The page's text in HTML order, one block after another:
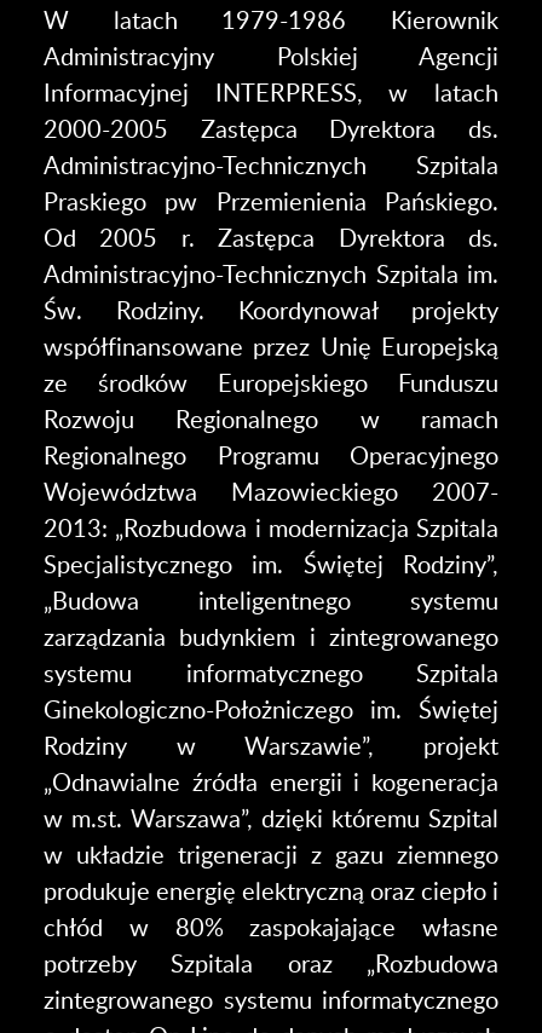
W latach 1979-1986 Kierownik
Administracyjny Polskiej Agencji
Informacyjnej INTERPRESS, w latach
2000-2005 Zastępca Dyrektora ds.
Administracyjno-Technicznych Szpitala
Praskiego pw Przemienienia Pańskiego.
Od 2005 r. Zastępca Dyrektora ds.
Administracyjno-Technicznych Szpitala im.
Św. Rodziny. Koordynował projekty
współfinansowane przez Unię Europejską
ze środków Europejskiego Funduszu
Rozwoju Regionalnego w ramach
Regionalnego Programu Operacyjnego
Województwa Mazowieckiego 2007-
2013: „Rozbudowa i modernizacja Szpitala
Specjalistycznego im. Świętej Rodziny”,
„Budowa inteligentnego systemu
zarządzania budynkiem i zintegrowanego
systemu informatycznego Szpitala
Ginekologiczno-Położniczego im. Świętej
Rodziny w Warszawie”, projekt
„Odnawialne źródła energii i kogeneracja
w m.st. Warszawa”, dzięki któremu Szpital
w układzie trigeneracji z gazu ziemnego
produkuje energię elektryczną oraz ciepło i
chłód w 80% zaspokajające własne
potrzeby Szpitala oraz „Rozbudowa
zintegrowanego systemu informatycznego